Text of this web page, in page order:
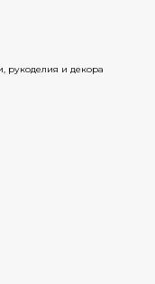
рукоделия и декора